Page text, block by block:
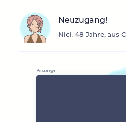
Neuzugang!
Nici, 48 Jahre, aus